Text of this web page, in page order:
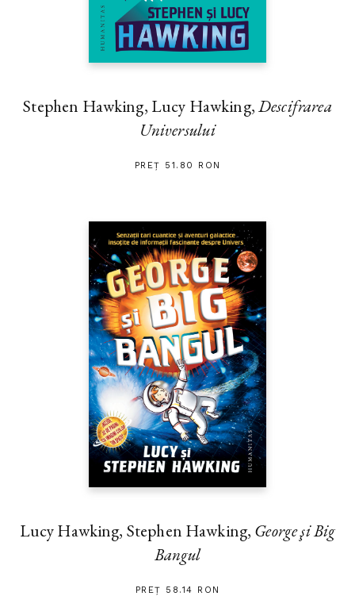
Stephen Hawking, Lucy Hawking,Descifrarea
Universului
PREȚ 51.80 RON
Lucy Hawking, Stephen Hawking, George şi Big
Bangul
PREȚ 58.14 RON